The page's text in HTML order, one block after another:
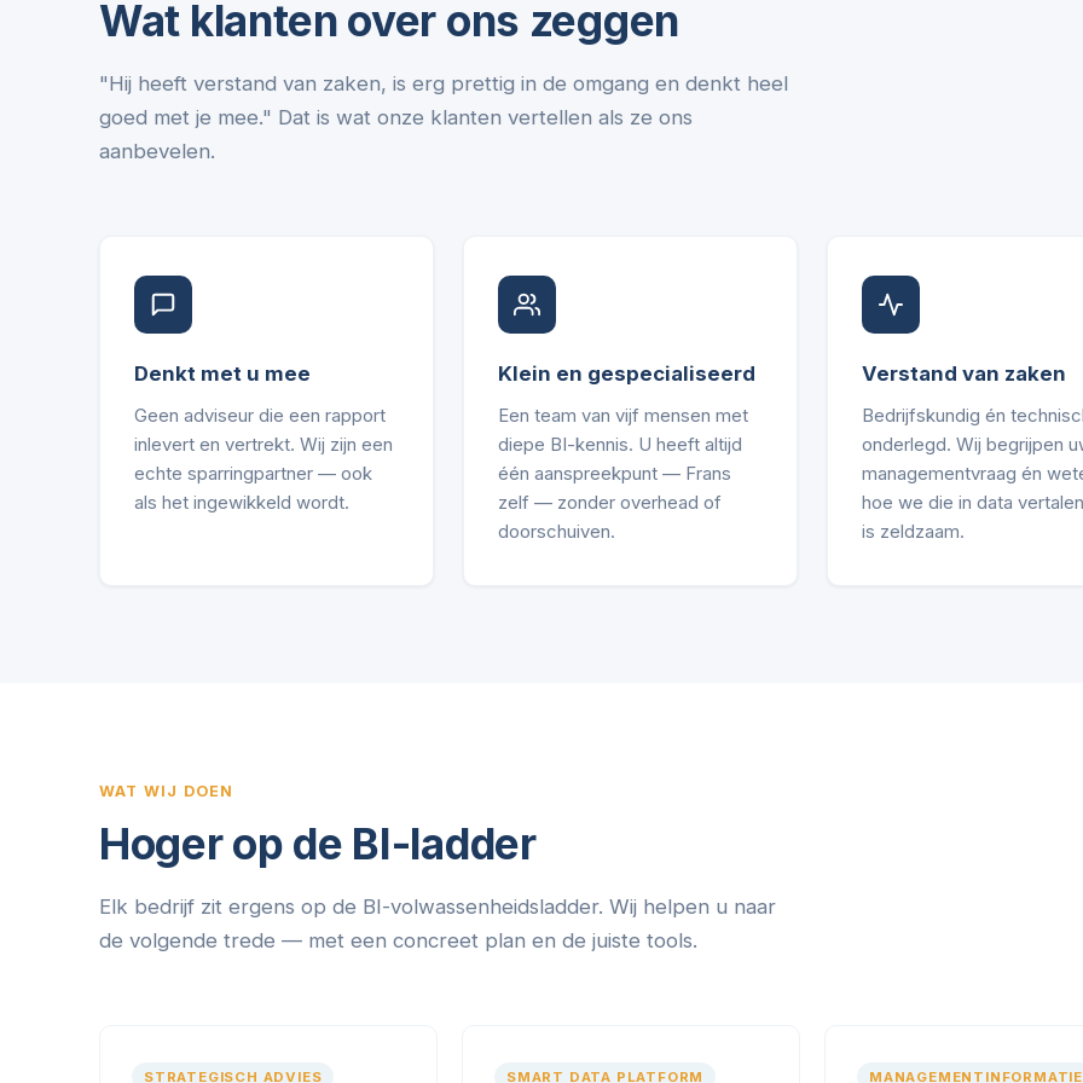
Wat klanten over ons zeggen
"Hij heeft verstand van zaken, is erg prettig in de omgang en denkt heel
goed met je mee." Dat is wat onze klanten vertellen als ze ons
aanbevelen.
Denkt met u mee
Geen adviseur die een rapport
inlevert en vertrekt. Wij zijn een
echte sparringpartner — ook
als het ingewikkeld wordt.
Klein en gespecialiseerd
Een team van vijf mensen met
diepe BI-kennis. U heeft altijd
één aanspreekpunt — Frans
zelf — zonder overhead of
doorschuiven.
Verstand van zaken
Bedrijfskundig én
onderlegd. Wij begrijpen
managementvraag én
hoe we die in data
is zeldzaam.
WAT WIJ DOEN
Hoger op de BI-ladder
Elk bedrijf zit ergens op de BI-volwassenheidsladder. Wij helpen u naar
de volgende trede — met een concreet plan en de juiste tools.
STRATEGISCH ADVIES SMART DATA PLATFORM MANAGEMENTINFORMATIE